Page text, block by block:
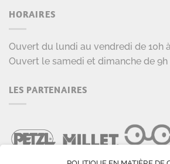
HORAIRES
Ouvert du lundi au vendredi de 10h
Ouvert le samedi et dimanche de 9h
LES PARTENAIRES